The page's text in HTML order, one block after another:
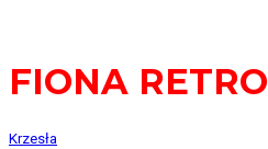
FIONA RETRO
Krzesła